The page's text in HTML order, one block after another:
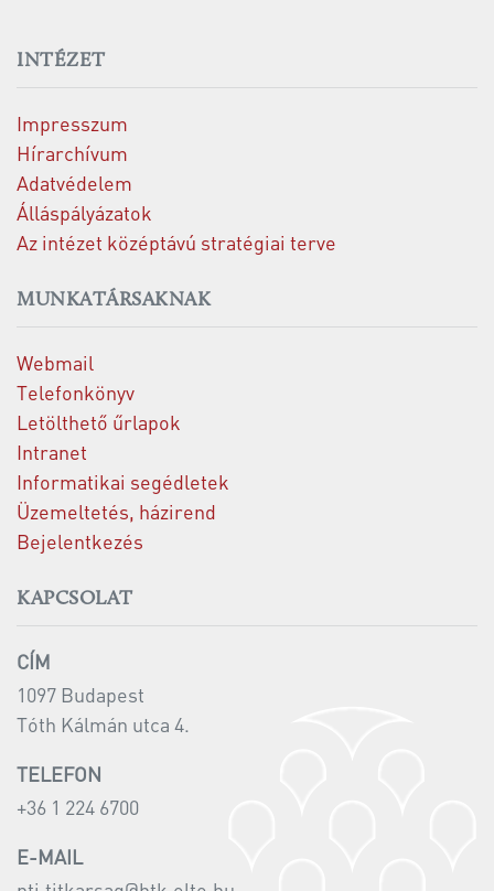
INTÉZET
Impresszum
Hírarchívum
Adatvédelem
Álláspályázatok
Az intézet középtávú stratégiai terve
MUNKATÁRSAKNAK
Webmail
Telefonkönyv
Letölthető űrlapok
Intranet
Informatikai segédletek
Üzemeltetés, házirend
Bejelentkezés
KAPCSOLAT
CÍM
1097 Budapest
Tóth Kálmán utca 4.
TELEFON
+36 1 224 6700
E-MAIL